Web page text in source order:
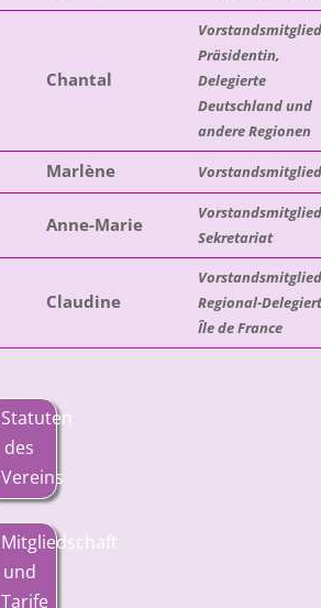
Chantal
Präsidentin,
Delegierte
Deutschland und
andere Regionen
Marlène
Anne-Marie
Sekretariat
Claudine
Regional-
Île de France
Statuten
des
Vereins
Mitgliedschaft
und
Tarife